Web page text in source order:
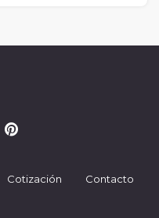
Cotización Contacto